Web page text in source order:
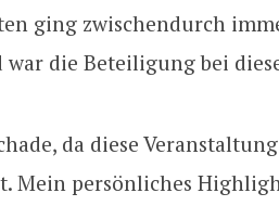
ging zwischendurch
war die Beteiligung bei
da diese
Mein persönliches